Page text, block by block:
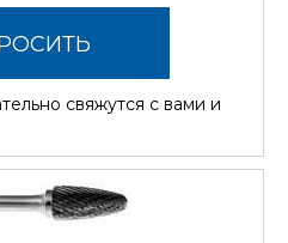
свяжутся с вами и